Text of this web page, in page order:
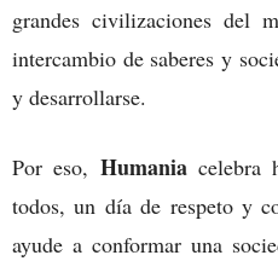
grandes civilizaciones del
intercambio de saberes y
y desarrollarse.
Por eso, Humaniacelebra
todos, un día de respeto y
ayude a conformar una